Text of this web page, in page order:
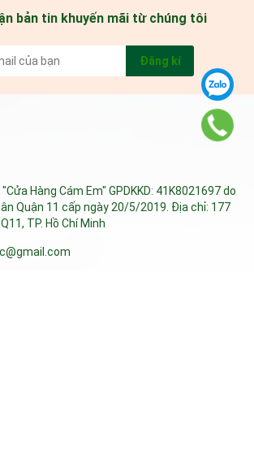
bản tin khuyến mãi từ chúng tôi
Đăng kí
"Cửa Hàng Cám Em" GPDKKD: 41K8021697 do
Quận 11 cấp ngày 20/5/2019. Địa chỉ: 177
TP. Hồ Chí Minh